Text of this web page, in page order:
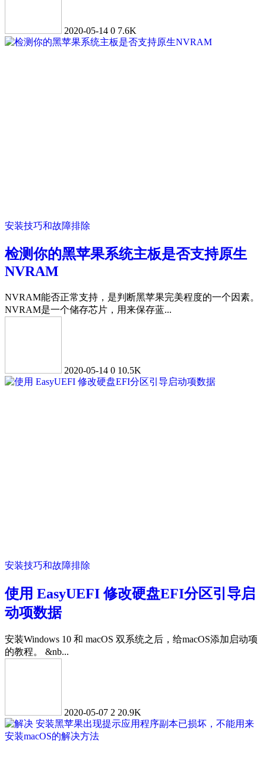
2020-05-14 0 7.6K
安装技巧和故障排除
检测你的黑苹果系统主板是否支持原生
NVRAM
NVRAM能否正常支持，是判断黑苹果完美程度的一个因素。
NVRAM是一个储存芯片，用来保存蓝...
2020-05-14 0 10.5K
安装技巧和故障排除
使用 EasyUEFI 修改硬盘EFI分区引导启
动项数据
安装Windows 10 和 macOS 双系统之后，给macOS添加启动项
的教程。 &nb...
2020-05-07 2 20.9K